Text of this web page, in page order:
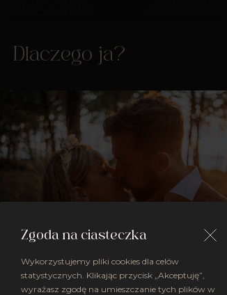
Dlaczego ja?
Zgoda na ciasteczka
Wykorzystujemy pliki cookies dla celów
statystycznych. Klikając przycisk „Akceptuję”,
wyrażasz zgodę na umieszczanie tych plików w